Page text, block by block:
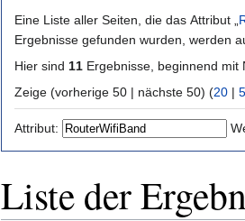
Eine Liste aller Seiten, die das Attribut „
Ergebnisse gefunden wurden, werden
Hier sind 11 Ergebnisse, beginnend
Zeige (vorherige 50 | nächste 50) (20 |
Attribut:
Liste der